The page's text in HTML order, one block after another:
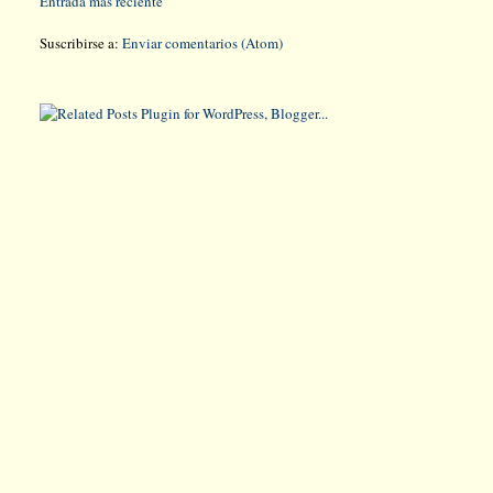
Suscribirse a:Enviar comentarios (Atom)